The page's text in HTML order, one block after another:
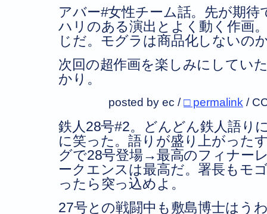
アバー#女性チーム話。先が期
ハリのある演出とよく動く作画
じだ。モグラは商品化しないの
次回の超作画を楽しみにしてい
かり。
posted by ec /□ permalink /
鉄人28号#2。どんどん鉄人語り
に笑った。語りが盛り上がった
グで28号登場→最高のフィナー
ークエンスは最高だ。署長もモ
ったら突っ込めよ。
27号との戦闘中も敷島博士はう